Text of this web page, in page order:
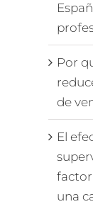
Por
de
El
factor
una